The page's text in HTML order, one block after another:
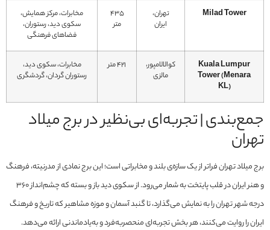
Milad Tower
تهران،
ایران
۴۳۵
متر
مخابرات، مرکز همایش،
سکوی دید، رستوران،
فضاهای فرهنگی
Kuala Lumpur
Tower (Menara
KL)
کوالالامپور،
مالزی
۴۲۱ متر
مخابرات، سکوی دید،
رستوران گردان، گردشگری
جمع‌بندی | تجربه‌ای بی‌نظیر در برج میلاد
تهران
برج میلاد تهران فراتر از یک سازه‌ی بلند و مخابراتی است؛ این برج نمادی از مدرنیته، فرهنگ
و هنر ایران در قلب پایتخت به شمار می‌رود. از سکوی دید باز و بسته که چشم‌انداز ۳۶۰
درجه شهر تهران را به نمایش می‌گذارد، تا گنبد آسمان و موزه مشاهیر که تاریخ و فرهنگ
ایران را روایت می‌کنند، هر بخش تجربه‌ای منحصربه‌فرد و به‌یادماندنی ارائه می‌دهد.